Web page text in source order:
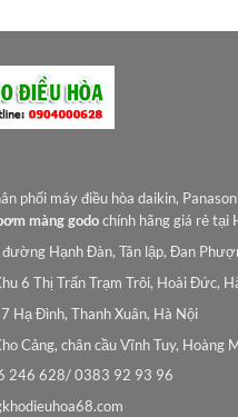
phối máy điều hòa daikin,
màng godochính hãng giá rẻ tại
Hạnh Đàn, Tân lập, Đan
6 Thị Trấn Trạm Trôi, Hoài Đức,
Hạ Đình, Thanh Xuân, Hà Nội
Cảng, chân cầu Vĩnh Tuy, Hoàng
246 628/ 0383 92 93 96